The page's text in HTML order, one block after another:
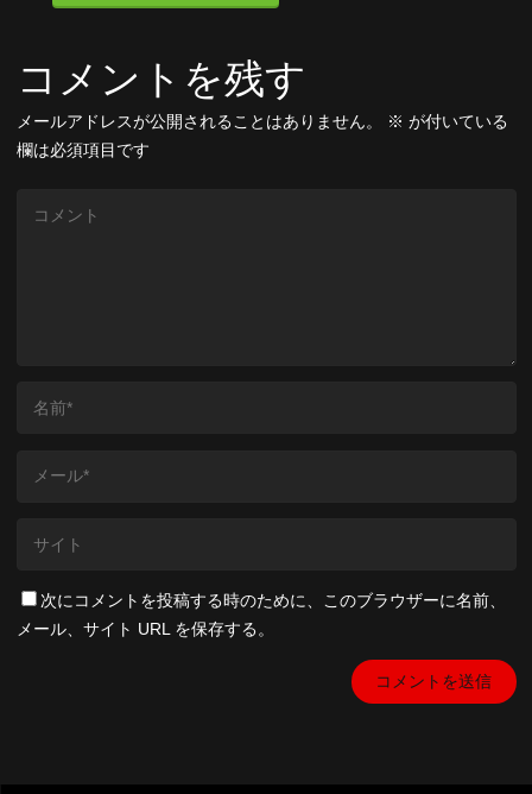
コメントを残す
メールアドレスが公開されることはありません。 ※ が付いている
欄は必須項目です
次にコメントを投稿する時のために、このブラウザーに名前、
メール、サイト URL を保存する。